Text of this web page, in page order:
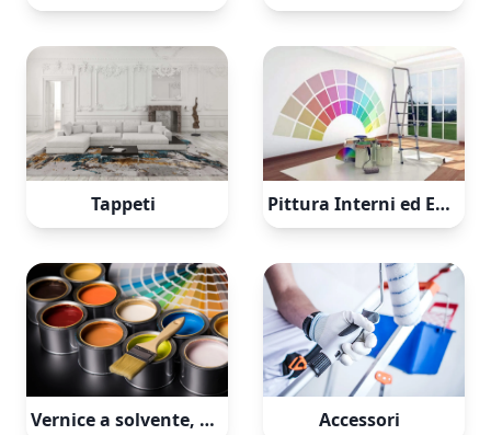
Tappeti Pittura Interni ed Esterni
Vernice a solvente, Smalti all'acqua e Fondi per ferro e legno Accessori